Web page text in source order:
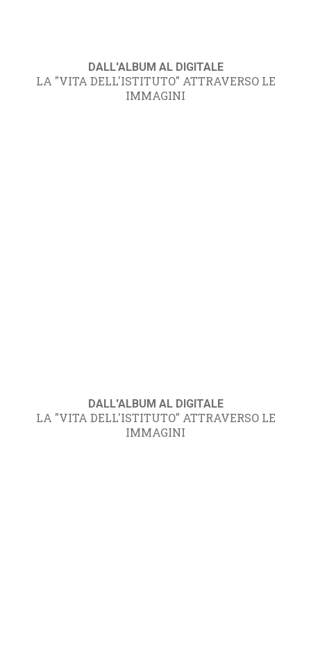
DALL'ALBUM AL DIGITALE
LA "VITA DELL'ISTITUTO" ATTRAVERSO LE
IMMAGINI
DALL'ALBUM AL DIGITALE
LA "VITA DELL'ISTITUTO" ATTRAVERSO LE
IMMAGINI